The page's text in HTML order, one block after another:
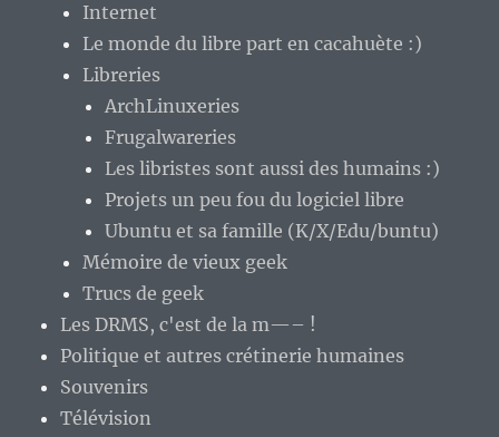
Internet
Le monde du libre part en cacahuète :)
Libreries
ArchLinuxeries
Frugalwareries
Les libristes sont aussi des humains :)
Projets un peu fou du logiciel libre
Ubuntu et sa famille (K/X/Edu/buntu)
Mémoire de vieux geek
Trucs de geek
Les DRMS, c'est de la m—– !
Politique et autres crétinerie humaines
Souvenirs
Télévision